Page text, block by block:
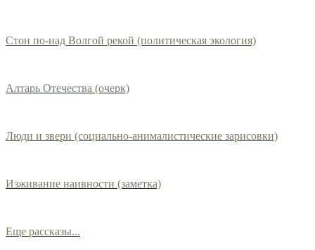
Стон по-над Волгой рекой (политическая экология)
Алтарь Отечества (очерк)
Люди и звери (социально-анималистические зарисовки)
Изживание наивности (заметка)
Еще рассказы...